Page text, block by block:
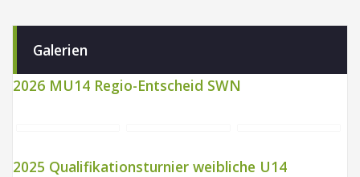
Galerien
2026 MU14 Regio-Entscheid SWN
2025 Qualifikationsturnier weibliche U14